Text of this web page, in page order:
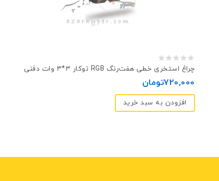
0
چراغ استخری خطی هفت‌رنگ RGB توکار ۳*۳ وات دفنی
720,000تومان
افزودن به سبد خرید